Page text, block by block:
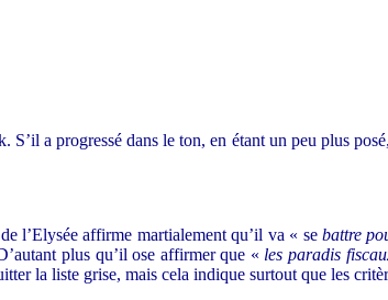
a progressé dans le ton, en étant un peu plus
l’Elysée affirme martialement qu’il va « sebattre
plus qu’il ose affirmer que « les paradis
la liste grise, mais cela indique surtout que les